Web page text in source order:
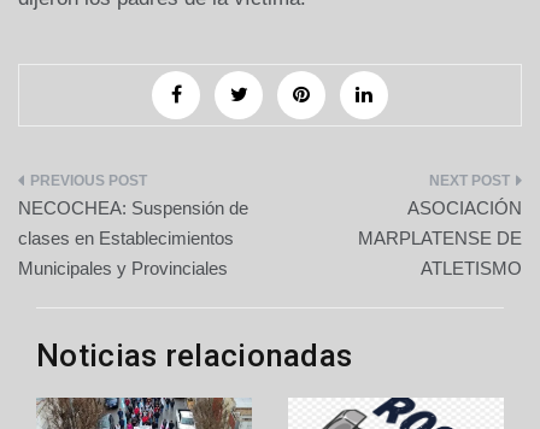
Navegación
de
entradas
NECOCHEA: Suspensión de
clases en Establecimientos
Municipales y Provinciales
ASOCIACIÓN
MARPLATENSE DE
ATLETISMO
Noticias relacionadas